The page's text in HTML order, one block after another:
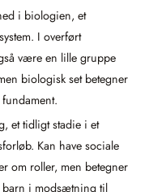
i biologien, et
I overført
være en lille gruppe
biologisk set betegner
et tidligt stadie i et
Kan have sociale
om roller, men betegner
barn i modsætning til